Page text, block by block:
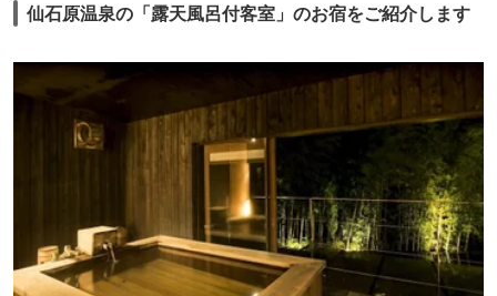
仙石原温泉の「露天風呂付客室」のお宿をご紹介します